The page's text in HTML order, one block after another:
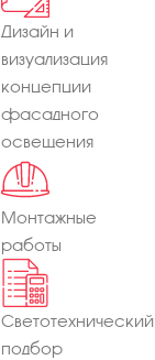
Дизайн и
визуализация
концепции
фасадного
освещения
Монтажные
работы
Светотехнический
подбор